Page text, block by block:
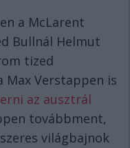
a McLarent
Bullnál Helmut
tized
Max Verstappen is
az ausztrál
továbbment,
világbajnok